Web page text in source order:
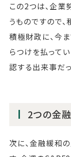
この2つは、企業
うものですので
積極財政に、今
らつけを払って
認する出来事だっ
2つの金
次に、金融緩和